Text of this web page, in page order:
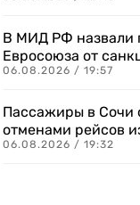
В МИД РФ назвали
Евросоюза от
06.08.2026 / 19:57
Пассажиры в Сочи
отменами рейсов
06.08.2026 / 19:32